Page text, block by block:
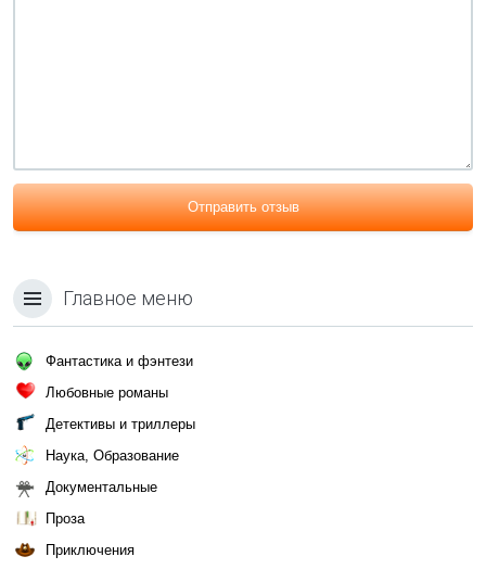
Отправить отзыв
Главное меню
Фантастика и фэнтези
Любовные романы
Детективы и триллеры
Наука, Образование
Документальные
Проза
Приключения